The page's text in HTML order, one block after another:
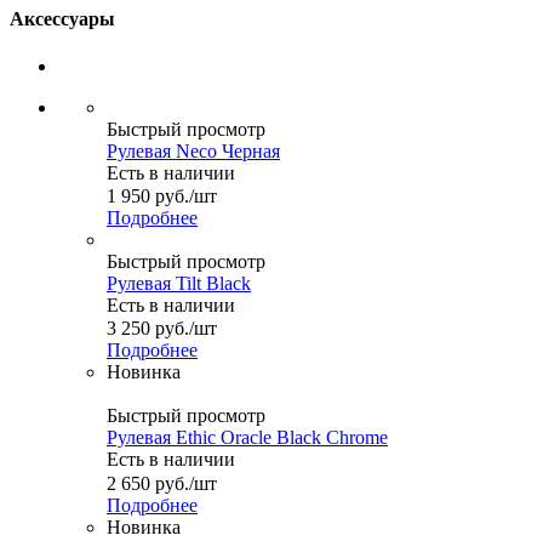
Аксессуары
Быстрый просмотр
Рулевая Neco Черная
Есть в наличии
1 950 руб./шт
Подробнее
Быстрый просмотр
Рулевая Tilt Black
Есть в наличии
3 250 руб./шт
Подробнее
Новинка
Быстрый просмотр
Рулевая Ethic Oracle Black Chrome
Есть в наличии
2 650 руб./шт
Подробнее
Новинка